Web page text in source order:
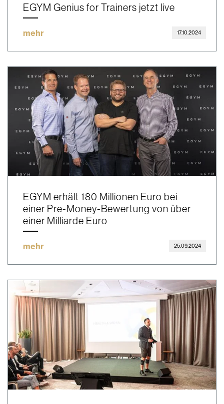
EGYM Genius for Trainers jetzt live
mehr 17.10.2024
EGYM erhält 180 Millionen Euro bei
einer Pre-Money-Bewertung von über
einer Milliarde Euro
mehr 25.09.2024